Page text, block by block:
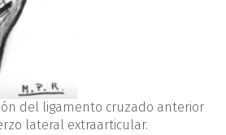
del ligamento cruzado anterior
lateral extraarticular.